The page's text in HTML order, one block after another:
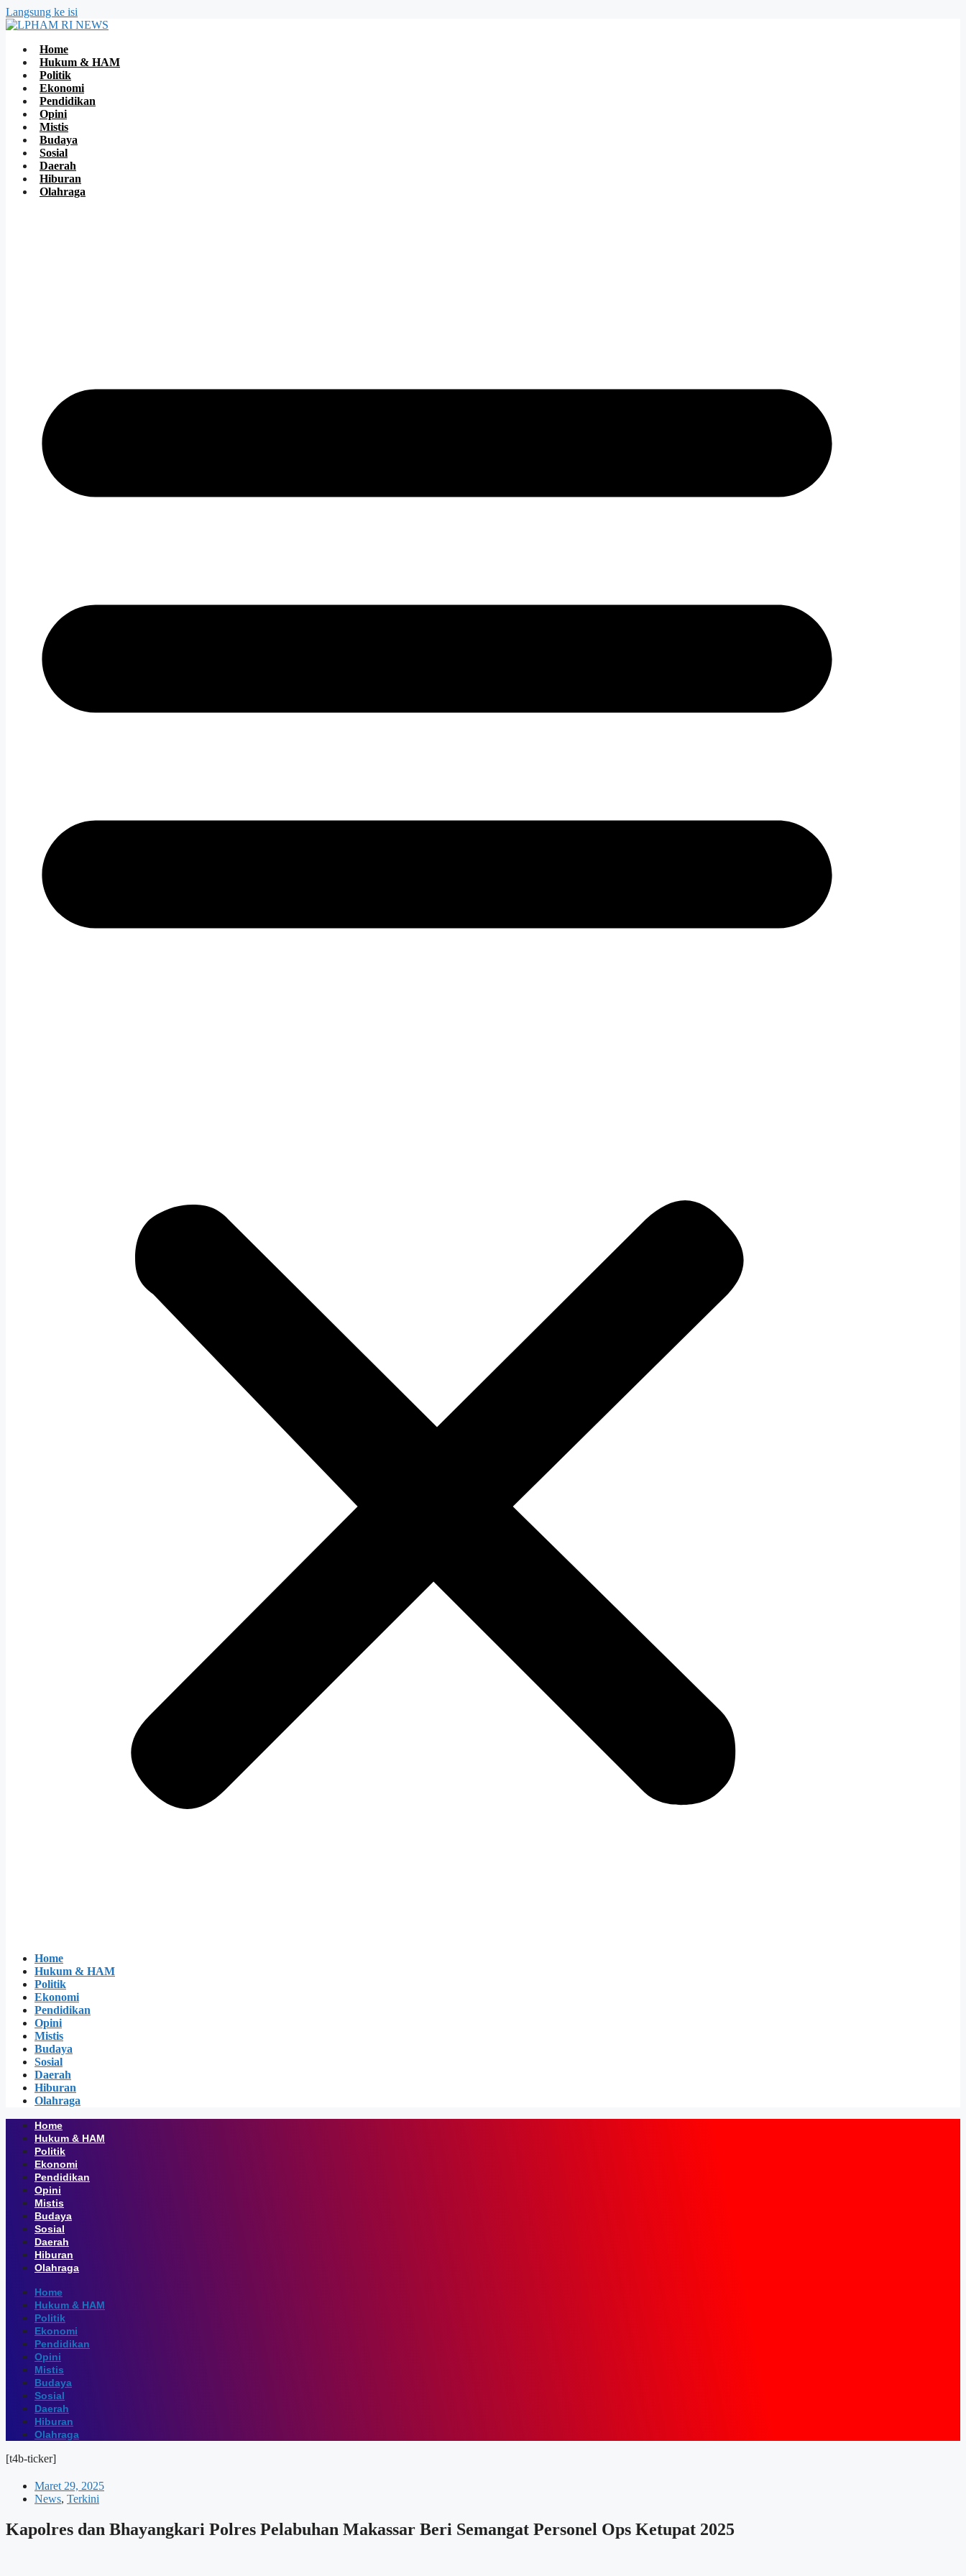
Langsung ke isi
Home
Hukum & HAM
Politik
Ekonomi
Pendidikan
Opini
Mistis
Budaya
Sosial
Daerah
Hiburan
Olahraga
Home
Hukum & HAM
Politik
Ekonomi
Pendidikan
Opini
Mistis
Budaya
Sosial
Daerah
Hiburan
Olahraga
Home
Hukum & HAM
Politik
Ekonomi
Pendidikan
Opini
Mistis
Budaya
Sosial
Daerah
Hiburan
Olahraga
Home
Hukum & HAM
Politik
Ekonomi
Pendidikan
Opini
Mistis
Budaya
Sosial
Daerah
Hiburan
Olahraga
[t4b-ticker]
Maret 29, 2025
News, Terkini
Kapolres dan Bhayangkari Polres Pelabuhan Makassar Beri Semangat Personel Ops Ketupat 2025